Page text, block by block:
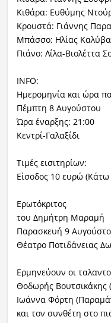
Κιθάρα: Ευθύμης
Κρουστά: Γιάννης
Μπάσσο: Ηλίας
Πιάνο: Λίλα-Βιολέττα
INFO:
Ημερομηνία και ώρα
Πέμπτη 8 Αυγούστου
Ώρα έναρξης: 21:00
Κεντρί-Γαλαξίδι
Τιμές εισιτηρίων:
Είσοδος 10 ευρώ
Ερωτόκριτος
του Δημήτρη Μαραμή
Παρασκευή 9
Θέατρο Ποτιδάνειας
Ερμηνεύουν οι
Θοδωρής Βουτσικάκης
Ιωάννα Φόρτη
και τον συνθέτη στο